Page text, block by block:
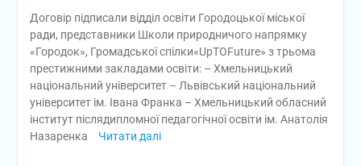
Договір підписали відділ освіти Городоцької міської
ради, представники Школи природничого напрямку
«Городок», Громадської спілки«UpTOFuture» з трьома
престижними закладами освіти: – Хмельницький
національний університет – Львівський національний
університет ім. Івана Франка – Хмельницький обласний
інститут післядипломної педагогічної освіти ім. Анатолія
Назаренка
Читати далі